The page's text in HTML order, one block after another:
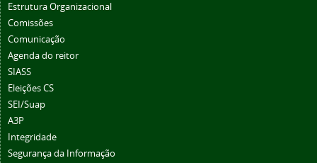
Estrutura Organizacional
Comissões
Comunicação
Agenda do reitor
SIASS
Eleições CS
SEI/Suap
A3P
Integridade
Segurança da Informação